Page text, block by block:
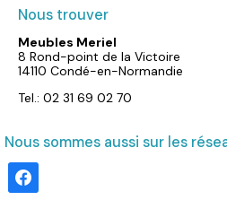
Nous trouver
Meubles Meriel
8 Rond-point de la Victoire
14110 Condé-en-Normandie
Tel.: 02 31 69 02 70
Nous sommes aussi sur les
facebook